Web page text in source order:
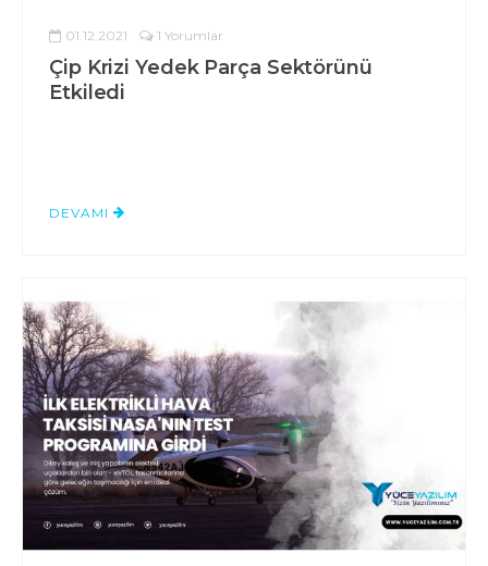
01.12.2021 1 Yorumlar
Çip Krizi Yedek Parça Sektörünü
Etkiledi
DEVAMI